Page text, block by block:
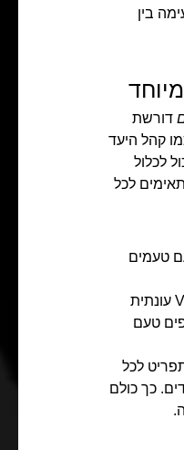
בין
דורשת
קהל היעד
לכלול
לכל
טעמים
טעם
לכל
כך כולם